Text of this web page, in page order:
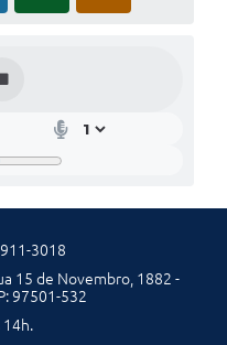
3018
15 de Novembro, 1882 -
97501-532
14h.